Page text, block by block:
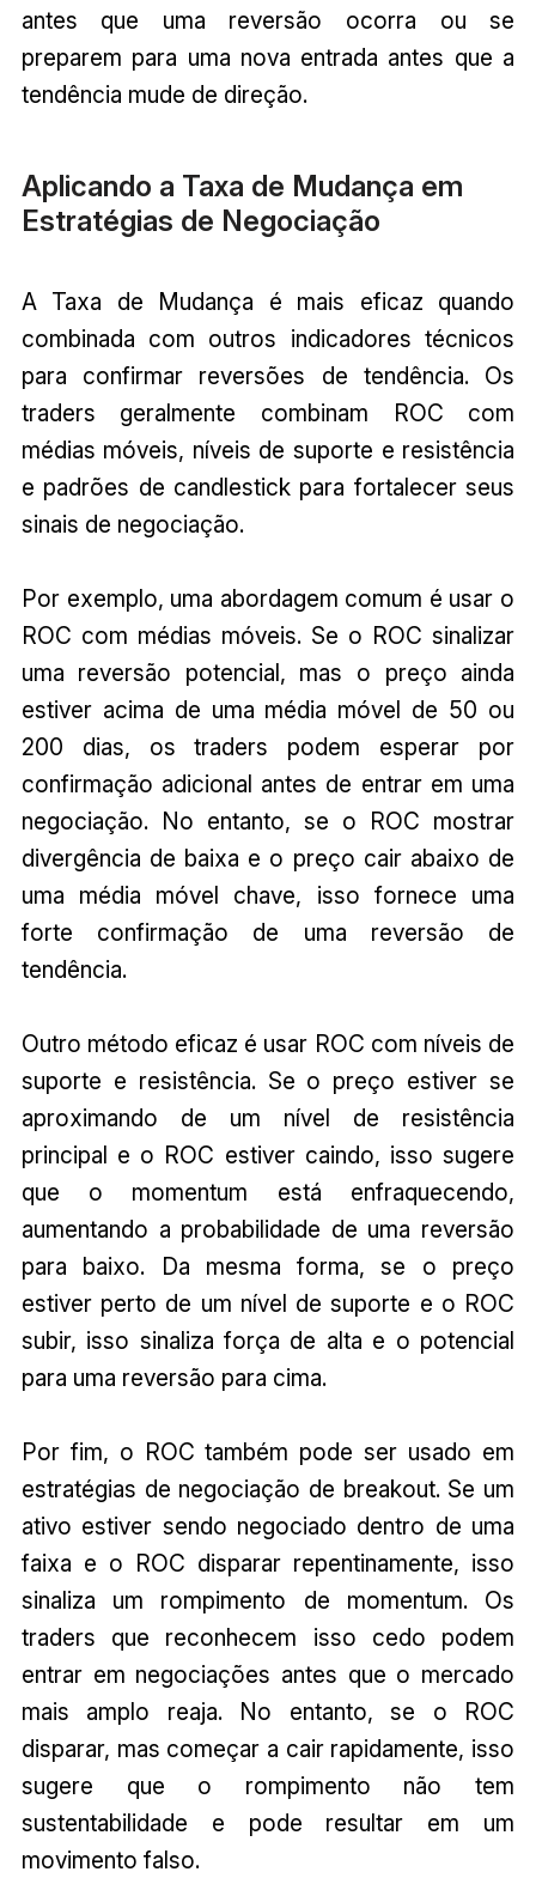
antes que uma reversão ocorra ou se
preparem para uma nova entrada antes que a
tendência mude de direção.
Aplicando a Taxa de Mudança em
Estratégias de Negociação
A Taxa de Mudança é mais eficaz quando
combinada com outros indicadores técnicos
para confirmar reversões de tendência. Os
traders geralmente combinam ROC com
médias móveis, níveis de suporte e resistência
e padrões de candlestick para fortalecer seus
sinais de negociação.
Por exemplo, uma abordagem comum é usar o
ROC com médias móveis. Se o ROC sinalizar
uma reversão potencial, mas o preço ainda
estiver acima de uma média móvel de 50 ou
200 dias, os traders podem esperar por
confirmação adicional antes de entrar em uma
negociação. No entanto, se o ROC mostrar
divergência de baixa e o preço cair abaixo de
uma média móvel chave, isso fornece uma
forte confirmação de uma reversão de
tendência.
Outro método eficaz é usar ROC com níveis de
suporte e resistência. Se o preço estiver se
aproximando de um nível de resistência
principal e o ROC estiver caindo, isso sugere
que o momentum está enfraquecendo,
aumentando a probabilidade de uma reversão
para baixo. Da mesma forma, se o preço
estiver perto de um nível de suporte e o ROC
subir, isso sinaliza força de alta e o potencial
para uma reversão para cima.
Por fim, o ROC também pode ser usado em
estratégias de negociação de breakout. Se um
ativo estiver sendo negociado dentro de uma
faixa e o ROC disparar repentinamente, isso
sinaliza um rompimento de momentum. Os
traders que reconhecem isso cedo podem
entrar em negociações antes que o mercado
mais amplo reaja. No entanto, se o ROC
disparar, mas começar a cair rapidamente, isso
sugere que o rompimento não tem
sustentabilidade e pode resultar em um
movimento falso.